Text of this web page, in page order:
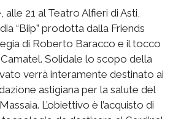
21 al Teatro Alfieri di Asti,
“Biip” prodotta dalla Friends
di Roberto Baracco e il tocco
Camatel. Solidale lo scopo della
verrà interamente destinato ai
astigiana per la salute del
L’obiettivo è l’acquisto di